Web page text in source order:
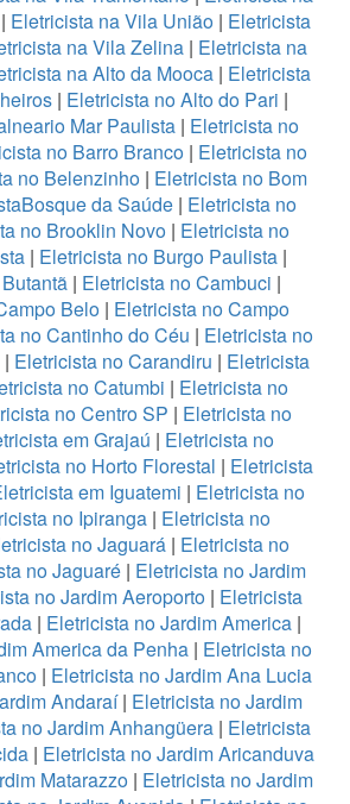
Eletricista na Vila União| Eletricista
na Vila Zelina | Eletricista na
na Alto da Mooca | Eletricista
| Eletricista no Alto do Pari |
Mar Paulista | Eletricista no
no Barro Branco| Eletricista no
no Belenzinho | Eletricista no Bom
da Saúde| Eletricista no
no Brooklin Novo | Eletricista no
| Eletricista no Burgo Paulista |
| Eletricista no Cambuci |
Belo| Eletricista no Campo
no Cantinho do Céu | Eletricista no
| Eletricista no Carandiru | Eletricista
no Catumbi | Eletricista no
no Centro SP | Eletricista no
em Grajaú | Eletricista no
no Horto Florestal | Eletricista
em Iguatemi | Eletricista no
no Ipiranga| Eletricista no
no Jaguará | Eletricista no
no Jaguaré | Eletricista no Jardim
no Jardim Aeroporto | Eletricista
| Eletricista no Jardim America|
America da Penha | Eletricista no
| Eletricista no Jardim Ana Lucia
Andaraí| Eletricista no Jardim
no Jardim Anhangüera| Eletricista
| Eletricista no Jardim Aricanduva
Matarazzo | Eletricista no Jardim